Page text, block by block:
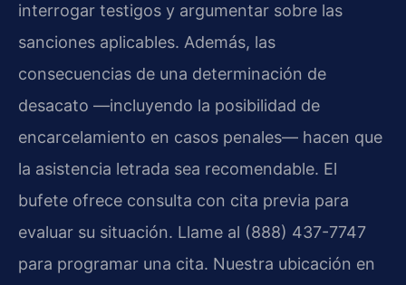
interrogar testigos y argumentar sobre las
sanciones aplicables. Además, las
consecuencias de una determinación de
desacato —incluyendo la posibilidad de
encarcelamiento en casos penales— hacen que
la asistencia letrada sea recomendable. El
bufete ofrece consulta con cita previa para
evaluar su situación. Llame al (888) 437-7747
para programar una cita. Nuestra ubicación en